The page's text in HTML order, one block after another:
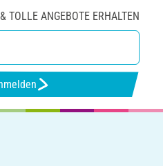
TOLLE ANGEBOTE ERHALTEN